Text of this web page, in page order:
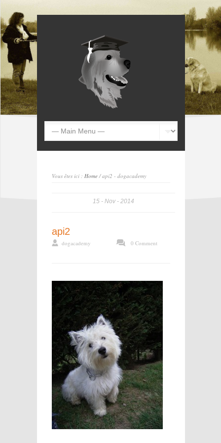
Vous êtes ici : Home/ api2 - dogacademy
15 Nov 2014
api2
dogacademy 0 Comment